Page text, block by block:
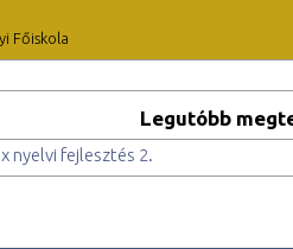
Főiskola
Legutóbb
nyelvi fejlesztés 2.